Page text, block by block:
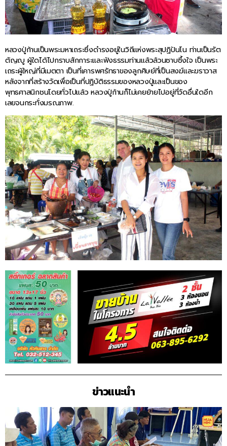
หลวงปู่ก้านเป็นพระมหาเถระซึ่งดำรงอยู่ในวิถีแห่งพระสุปฏิปันโน ท่านเป็นรัต
ตัญญู ผู้ใดได้ไปกราบสักการะและฟังธรรมท่านแล้วล้วนซาบซึ้งใจ เป็นพระ
เถระผู้ใหญ่ที่มีเมตตา เป็นที่เคารพศรัทธาของลูกศิษย์ที่เป็นสงฆ์และฆราวาส
หลังจากที่สร้างวัดเพื่อเป็นที่ปฏิบัติธรรมของหลวงปู่และเป็นของ
พุทธศาสนิกชนโดยทั่วไปแล้ว หลวงปู่ก้านก็ไม่เคยย้ายไปอยู่ที่วัดอื่นใดอีก
เลยจนกระทั่งมรณภาพ.
ข่าวแนะนำ